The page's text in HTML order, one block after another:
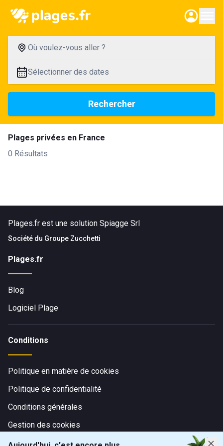
Où voulez-vous aller ?
Sélectionner des dates
Rechercher
Plages privées en France
0 Résultats
Plages.fr est une solution Spiagge Srl
Société du Groupe Zucchetti
Plages.fr
Blog
Logiciel Plage
Conditions
Politique en matière de cookies
Politique de confidentialité
Conditions générales
Gestion des cookies